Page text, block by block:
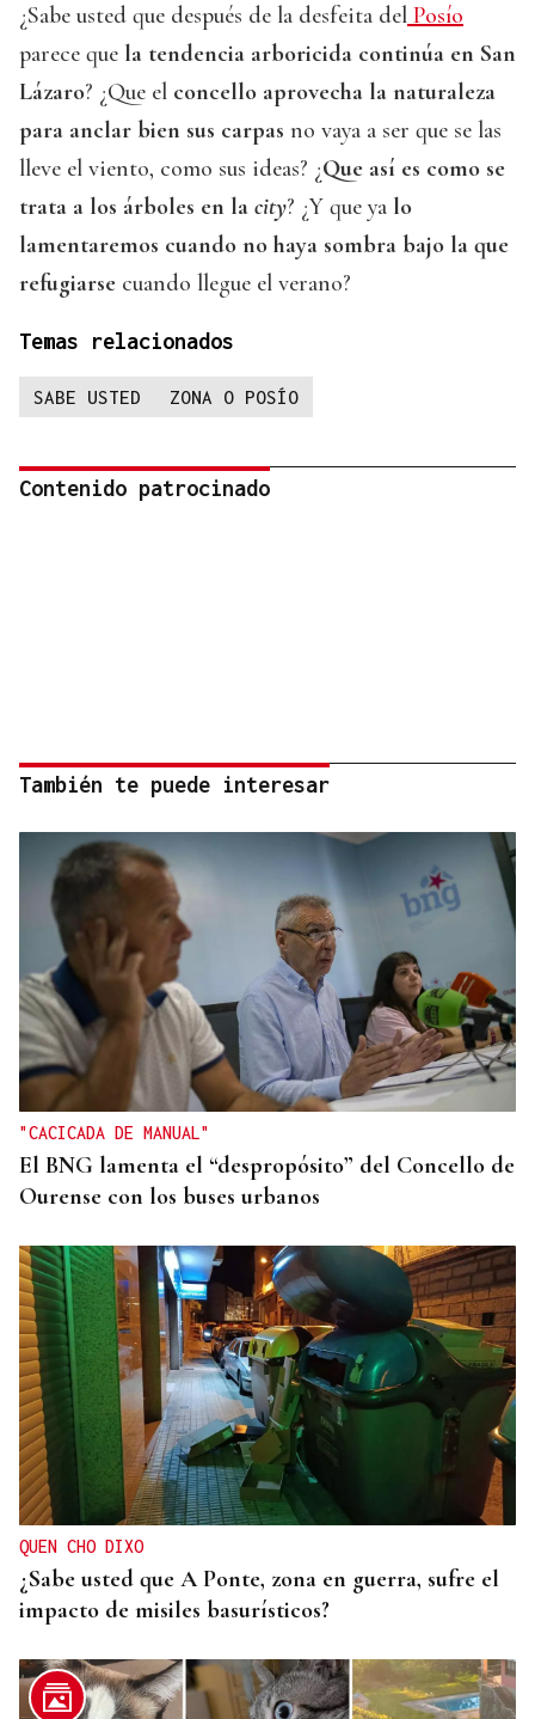
¿Sabe usted que después de la desfeita del Posío
parece que la tendencia arboricida continúa en San
Lázaro? ¿Que el concello aprovecha la naturaleza
para anclar bien sus carpas no vaya a ser que se las
lleve el viento, como sus ideas? ¿Que así es como se
trata a los árboles en la city? ¿Y que ya lo
lamentaremos cuando no haya sombra bajo la que
refugiarse cuando llegue el verano?
Temas relacionados
SABE USTED ZONA O POSÍO
Contenido patrocinado
También te puede interesar
"CACICADA DE MANUAL"
El BNG lamenta el “despropósito” del Concello de
Ourense con los buses urbanos
QUEN CHO DIXO
¿Sabe usted que A Ponte, zona en guerra, sufre el
impacto de misiles basurísticos?